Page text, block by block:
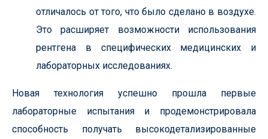
отличалось от того, что было сделано в воздухе.
Это расширяет возможности использования
рентгена в специфических медицинских и
лабораторных исследованиях.
Новая технология успешно прошла первые
лабораторные испытания и продемонстрировала
способность получать высокодетализированные